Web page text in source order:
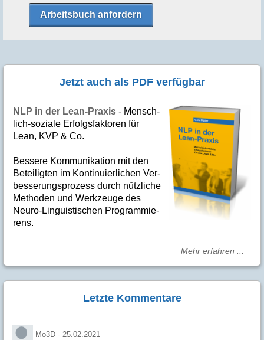
Arbeitsbuch anfordern
Jetzt auch als PDF verfügbar
NLP in der Lean-Praxis - Mensch­
lich-soziale Er­folgs­fak­to­ren für
Lean, KVP & Co.
Bes­se­re Kom­­mu­­ni­ka­tion mit den
Betei­lig­ten im Kon­ti­nuier­li­chen Ver­
bes­se­rungs­­pro­­zess durch nütz­­liche
Me­­tho­­den und Werk­­zeuge des
Neuro-Linguis­­ti­schen Pro­­gram­­mie­­
rens.
Mehr erfahren ...
Letzte Kommentare
Mo3D - 25.02.2021